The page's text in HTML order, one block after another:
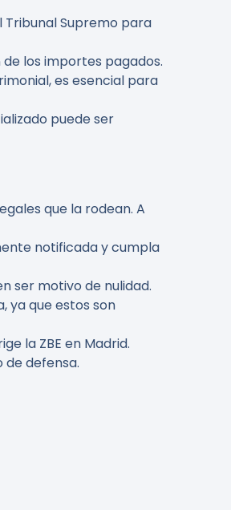
Supremo para
los importes pagados.
es esencial para
puede ser
que la rodean. A
notificada y cumpla
ser motivo de nulidad.
ya que estos son
la ZBE en Madrid.
defensa.